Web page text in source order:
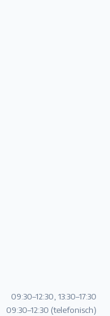
09:30–12:30, 13:30–17:30
09:30–12:30 (telefonisch)